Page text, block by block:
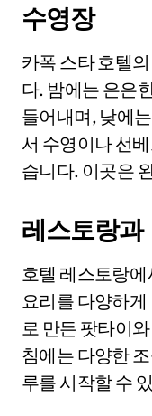
수영장
카폭 스타 호텔
다. 밤에는 은은
들어내며, 낮에
서 수영이나 선
습니다. 이곳은
레스토랑과
호텔 레스토랑
요리를 다양하게
로 만든 팟타이
침에는 다양한
루를 시작할 수